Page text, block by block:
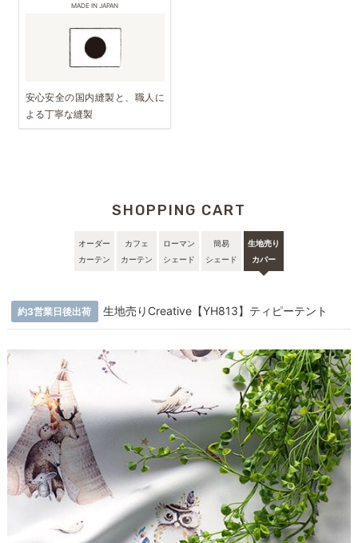
MADE IN JAPAN
安心安全の国内縫製と、職人に
よる丁寧な縫製
SHOPPING CART
オーダー
カーテン
カフェ
カーテン
ローマン
シェード
簡易
シェード
生地売り
カバー
約3営業日後出荷 生地売りCreative【YH813】ティピーテント